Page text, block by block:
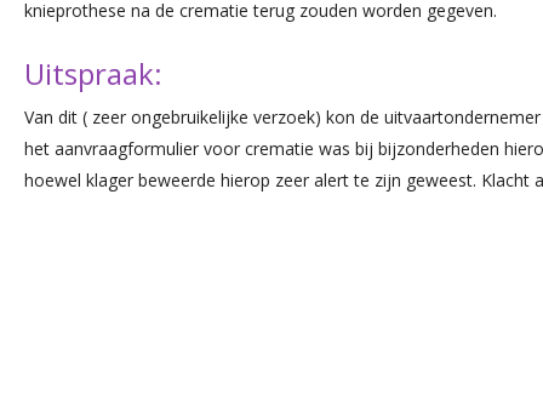
knieprothese na de crematie terug zouden worden gegeven.
Uitspraak:
Van dit ( zeer ongebruikelijke verzoek) kon de
het aanvraagformulier voor crematie was bij bijzonderheden
hoewel klager beweerde hierop zeer alert te zijn geweest. Klacht